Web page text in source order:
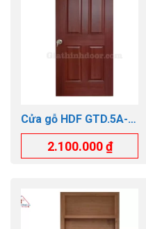
Cửa gỗ HDF GTD.5A-
C12
2.100.000₫